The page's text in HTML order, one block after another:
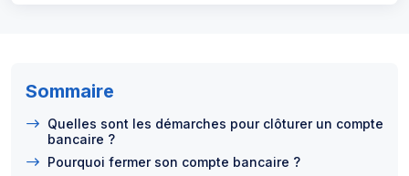
Sommaire
Quelles sont les démarches pour clôturer un compte
bancaire ?
Pourquoi fermer son compte bancaire ?